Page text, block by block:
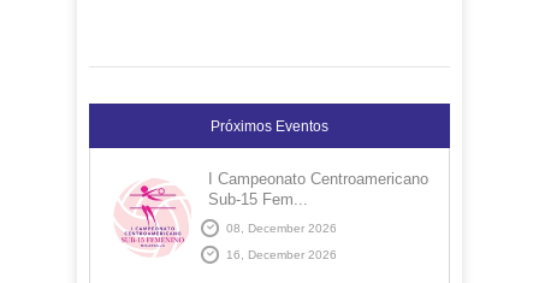
Próximos Eventos
I Campeonato Centroamericano
Sub-15 Fem...
08, December 2026
16, December 2026